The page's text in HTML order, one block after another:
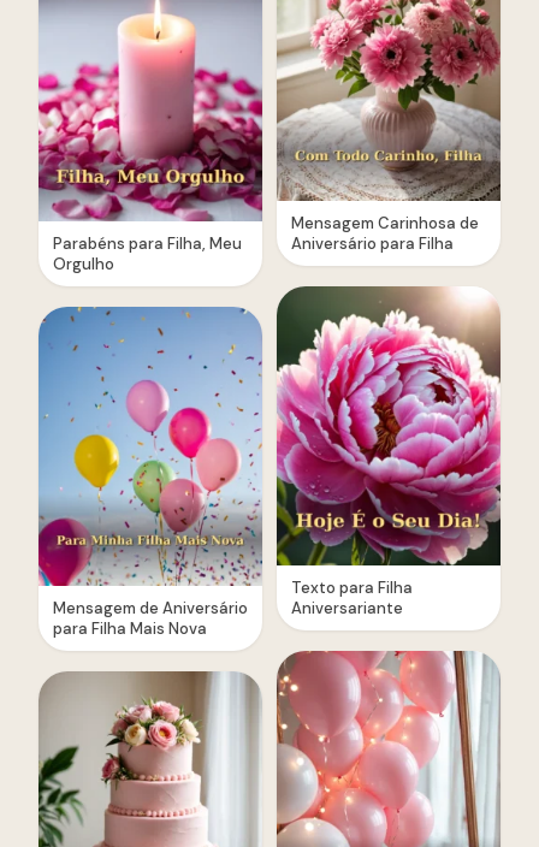
Parabéns para Filha, Meu
Orgulho
Mensagem de Aniversário
para Filha Mais Nova
Mensagem Carinhosa de
Aniversário para Filha
Texto para Filha
Aniversariante